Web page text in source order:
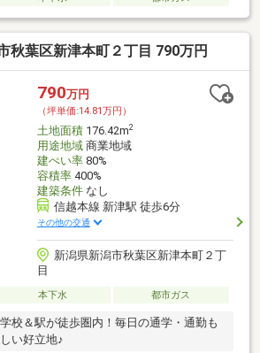
秋葉区新津本町２丁目 790万円
790万円
（坪単価:14.81万円）
土地面積176.42m2
用途地域商業地域
建ぺい率80%
容積率400%
建築条件なし
信越本線 新津駅 徒歩6分
その他の交通
新潟県新潟市秋葉区新津本町２丁
目
本下水 都市ガス
校＆駅が徒歩圏内！毎日の通学・通勤も
い好立地♪